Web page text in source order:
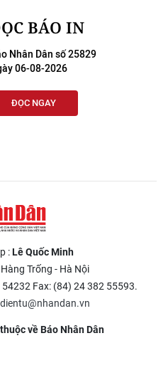
BÁO IN
Nhân Dân số 25829
06-08-2026
ĐỌC NGAY
:Lê Quốc Minh
Trống - Hà Nội
Fax: (84) 24 382 55593.
về Báo Nhân Dân